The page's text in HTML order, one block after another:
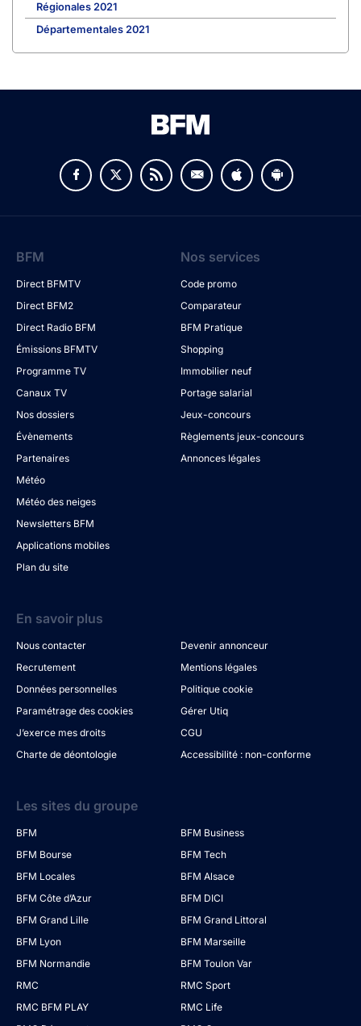
Régionales 2021
Départementales 2021
BFM
Direct BFMTV
Direct BFM2
Direct Radio BFM
Émissions BFMTV
Programme TV
Canaux TV
Nos dossiers
Évènements
Partenaires
Météo
Météo des neiges
Newsletters BFM
Applications mobiles
Plan du site
Nos services
Code promo
Comparateur
BFM Pratique
Shopping
Immobilier neuf
Portage salarial
Jeux-concours
Règlements jeux-concours
Annonces légales
En savoir plus
Nous contacter
Devenir annonceur
Recrutement
Mentions légales
Données personnelles
Politique cookie
Paramétrage des cookies
Gérer Utiq
J’exerce mes droits
CGU
Charte de déontologie
Accessibilité : non-conforme
Les sites du groupe
BFM
BFM Business
BFM Bourse
BFM Tech
BFM Locales
BFM Alsace
BFM Côte d’Azur
BFM DICI
BFM Grand Lille
BFM Grand Littoral
BFM Lyon
BFM Marseille
BFM Normandie
BFM Toulon Var
RMC
RMC Sport
RMC BFM PLAY
RMC Life